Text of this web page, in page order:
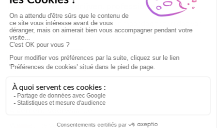
Particulieren, bedrijven, professionals
Onze klantenservice is geopend van maandag tot vrijdag van
9.00 tot 18.00 uur
Contact opnemen
Wettelijke vermeldingen